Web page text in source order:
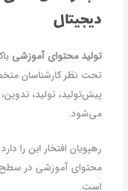
دیجیتال
تولید محتوای آموزشی
تحت نظر کارشناسان
پیش‌تولید، تولید، تدوین،
می‌شود.
رهپویان افتخار این را
محتوای آموزشی در سطح
است.